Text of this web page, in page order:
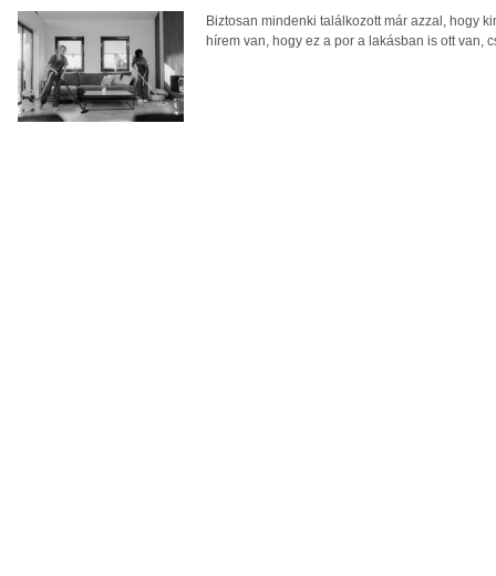
Biztosan mindenki találkozott már azzal, hogy
hírem van, hogy ez a por a lakásban is ott van,